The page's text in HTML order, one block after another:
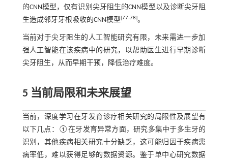
的CNN模型，仅有识别尖牙阻生的CNN模型以及诊断尖牙阻
生造成邻牙牙根吸收的CNN模型[77-78]。
当前对于尖牙阻生的人工智能研究有限，未来需进一步加
强人工智能在该疾病中的研究，以帮助医生进行早期诊断
尖牙阻生，从而早期干预，降低治疗难度。
5 当前局限和未来展望
当前，深度学习在牙发育诊疗相关研究的局限性及展望有
以下几点：①在牙发育异常方面，研究多集中于多生牙的
识别，其他疾病相关研究十分缺乏，这可能归因于疾病患
病率低，难以获得足够的数据资源。鉴于单中心研究数据